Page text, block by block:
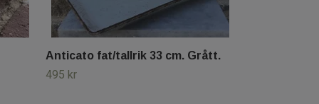
Anticato fat/tallrik 33 cm. Grått.
495 kr